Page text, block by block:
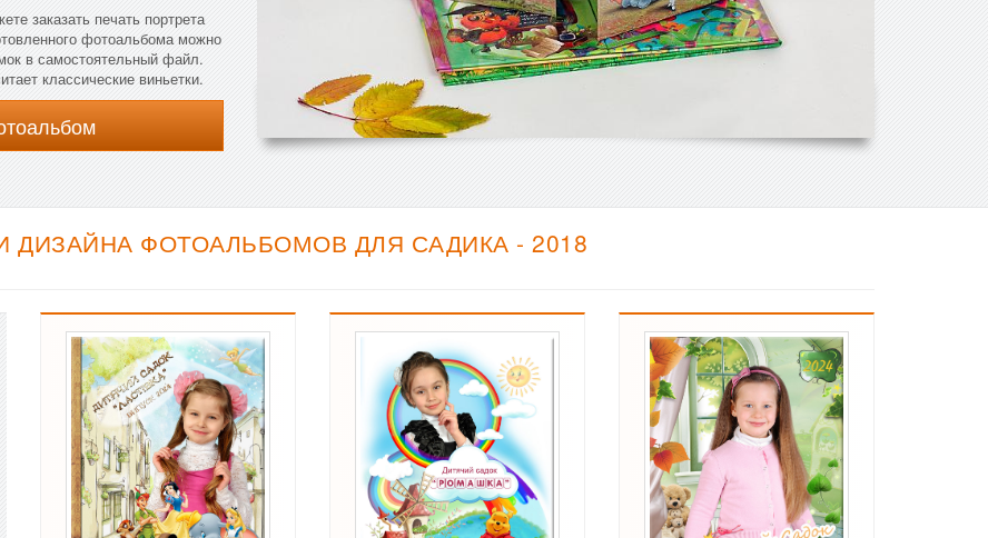
заказать печать портрета
фотоальбома можно
в самостоятельный файл.
классические виньетки.
ДИЗАЙНА ФОТОАЛЬБОМОВ ДЛЯ САДИКА - 2018